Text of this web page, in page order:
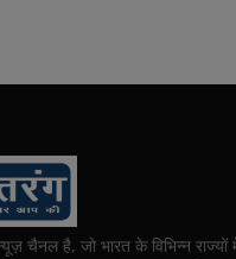
चैनल है, जो भारत के विभिन्न राज्यों